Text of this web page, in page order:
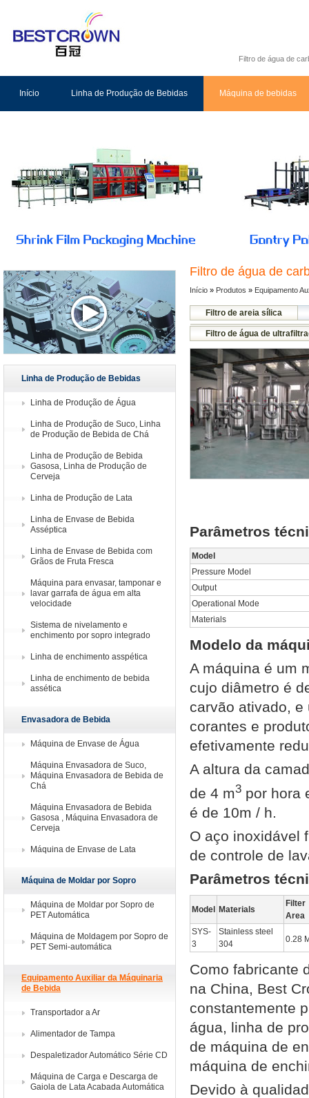
Filtro de água de
Início Linha de Produção de Bebidas Máquina de bebidas
Linha de Produção de Bebidas
Linha de Produção de Água
Linha de Produção de Suco, Linha
de Produção de Bebida de Chá
Linha de Produção de Bebida
Gasosa, Linha de Produção de
Cerveja
Linha de Produção de Lata
Linha de Envase de Bebida
Asséptica
Linha de Envase de Bebida com
Grãos de Fruta Fresca
Máquina para envasar, tamponar e
lavar garrafa de água em alta
velocidade
Sistema de nivelamento e
enchimento por sopro integrado
Linha de enchimento asspética
Linha de enchimento de bebida
assética
Envasadora de Bebida
Máquina de Envase de Água
Máquina Envasadora de Suco,
Máquina Envasadora de Bebida de
Chá
Máquina Envasadora de Bebida
Gasosa , Máquina Envasadora de
Cerveja
Máquina de Envase de Lata
Máquina de Moldar por Sopro
Máquina de Moldar por Sopro de
PET Automática
Máquina de Moldagem por Sopro de
PET Semi-automática
Equipamento Auxiliar da Máquinaria
de Bebida
Transportador a Ar
Alimentador de Tampa
Despaletizador Automático Série CD
Máquina de Carga e Descarga de
Gaiola de Lata Acabada Automática
Filtro de água de
Início » Produtos » Equipamento
Filtro de areia sílica
Precisão do Filtro de Água
Filtro de água de
Parâmetros
Model
Pressure Model
Output
Operational Mode
Materials
Modelo da
A máquina é um
cujo diâmetro é
carvão ativado,
corantes e
efetivamente
A altura da
de 4 m3 por hora
é de 10m / h.
O aço inoxidável
de controle de
Parâmetros
Model Materials
Filter
Area
SYS-
3
Stainless steel
304
0.28
Como fabricante
na China, Best
constantemente
água, linha de
de máquina de
máquina de
Devido à